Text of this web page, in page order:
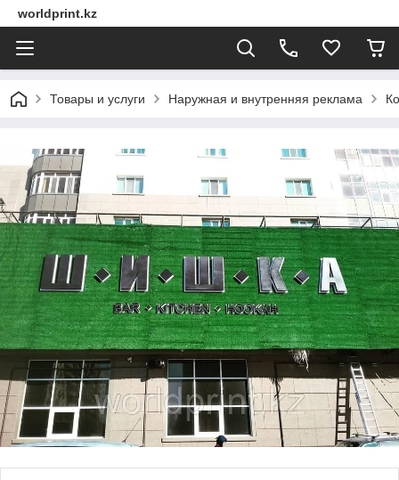
worldprint.kz
Товары и услуги Наружная и внутренняя реклама